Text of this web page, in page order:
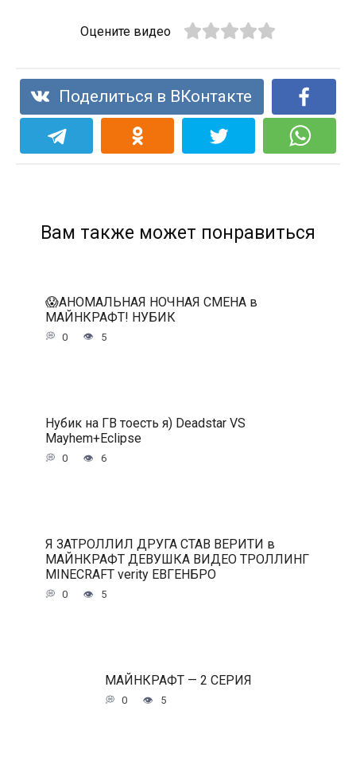
Оцените видео
Поделиться в ВКонтакте
Вам также может понравиться
😱АНОМАЛЬНАЯ НОЧНАЯ СМЕНА в
МАЙНКРАФТ! НУБИК
0 5
Нубик на ГВ тоесть я) Deadstar VS
Mayhem+Eclipse
0 6
Я ЗАТРОЛЛИЛ ДРУГА СТАВ ВЕРИТИ в
МАЙНКРАФТ ДЕВУШКА ВИДЕО ТРОЛЛИНГ
MINECRAFT verity ЕВГЕНБРО
0 5
МАЙНКРАФТ — 2 СЕРИЯ
0 5